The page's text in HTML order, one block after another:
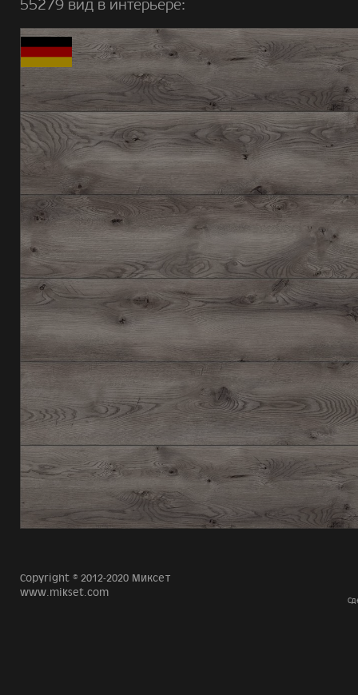
55279 вид в интерьере:
Copyright © 2012-2020 Миксет
www.mikset.com